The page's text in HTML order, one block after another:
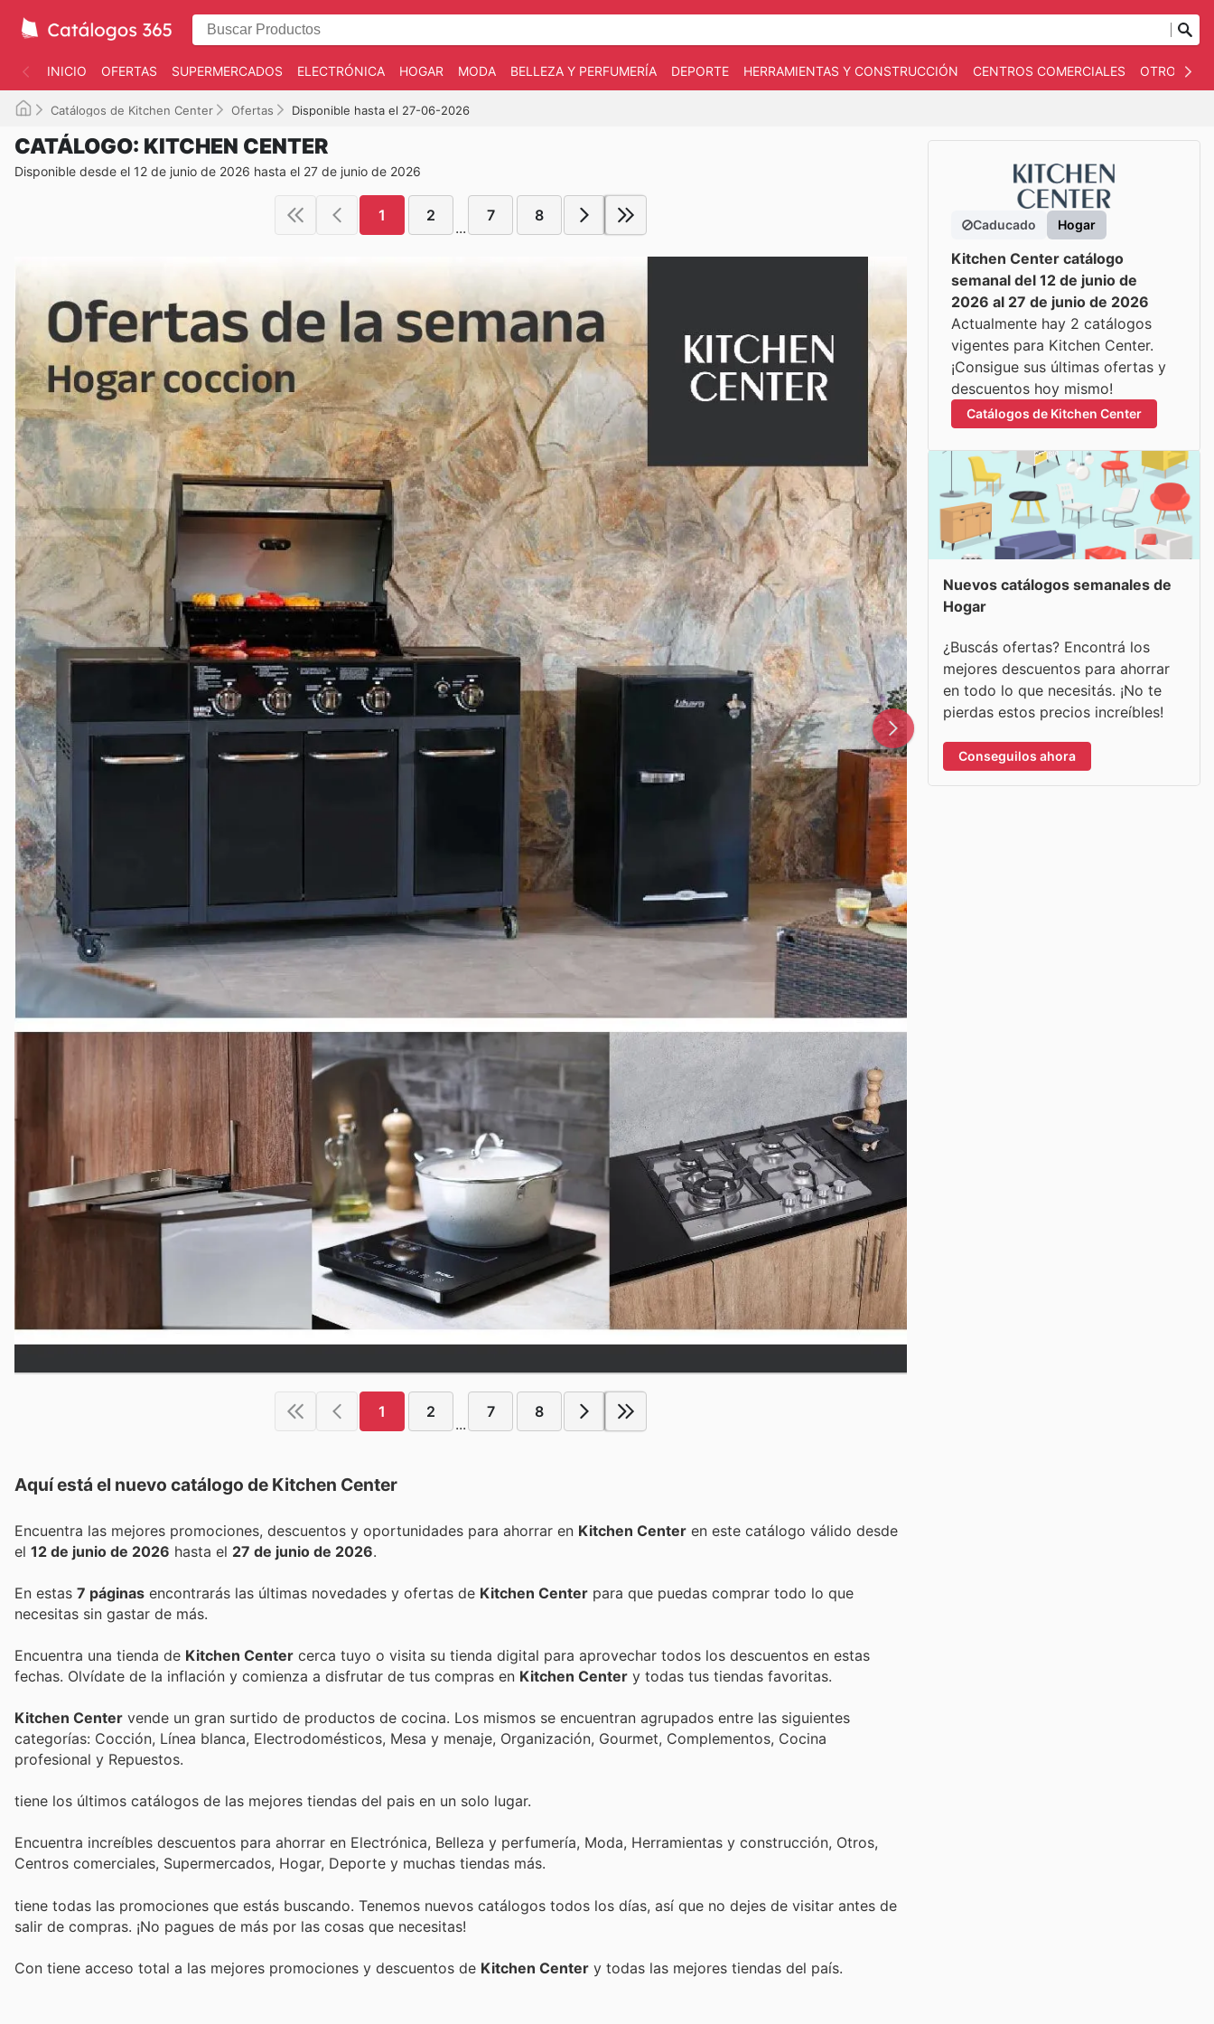
INICIO OFERTAS SUPERMERCADOS ELECTRÓNICA HOGAR MODA BELLEZA Y PERFUMERÍA DEPORTE HERRAMIENTAS Y CONSTRUCCIÓN CENTROS COMERCIALES OTROS
Catálogos de Kitchen Center Ofertas Disponible hasta el 27-06-2026
CATÁLOGO: KITCHEN CENTER
Disponible desde el 12 de junio de 2026 hasta el 27 de junio de 2026
1 2
...
7 8
1 2
...
7 8
Aquí está el nuevo catálogo de Kitchen Center
Encuentra las mejores promociones, descuentos y oportunidades para ahorrar en Kitchen Center en este catálogo válido desde
el 12 de junio de 2026 hasta el 27 de junio de 2026.
En estas 7 páginas encontrarás las últimas novedades y ofertas de Kitchen Center para que puedas comprar todo lo que
necesitas sin gastar de más.
Encuentra una tienda de Kitchen Center cerca tuyo o visita su tienda digital para aprovechar todos los descuentos en estas
fechas. Olvídate de la inflación y comienza a disfrutar de tus compras en Kitchen Center y todas tus tiendas favoritas.
Kitchen Center vende un gran surtido de productos de cocina. Los mismos se encuentran agrupados entre las siguientes
categorías: Cocción, Línea blanca, Electrodomésticos, Mesa y menaje, Organización, Gourmet, Complementos, Cocina
profesional y Repuestos.
tiene los últimos catálogos de las mejores tiendas del pais en un solo lugar.
Encuentra increíbles descuentos para ahorrar en Electrónica, Belleza y perfumería, Moda, Herramientas y construcción, Otros,
Centros comerciales, Supermercados, Hogar, Deporte y muchas tiendas más.
tiene todas las promociones que estás buscando. Tenemos nuevos catálogos todos los días, así que no dejes de visitar antes de
salir de compras. ¡No pagues de más por las cosas que necesitas!
Con tiene acceso total a las mejores promociones y descuentos de Kitchen Center y todas las mejores tiendas del país.
Caducado Hogar
Kitchen Center catálogo
semanal del 12 de junio de
2026 al 27 de junio de 2026
Actualmente hay 2 catálogos
vigentes para Kitchen Center.
¡Consigue sus últimas ofertas y
descuentos hoy mismo!
Catálogos de Kitchen Center
Nuevos catálogos semanales de
Hogar
¿Buscás ofertas? Encontrá los
mejores descuentos para ahorrar
en todo lo que necesitás. ¡No te
pierdas estos precios increíbles!
Conseguilos ahora